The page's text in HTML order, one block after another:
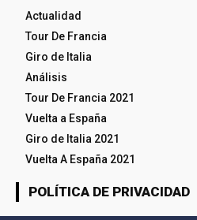
Actualidad
Tour De Francia
Giro de Italia
Análisis
Tour De Francia 2021
Vuelta a España
Giro de Italia 2021
Vuelta A España 2021
POLÍTICA DE PRIVACIDAD